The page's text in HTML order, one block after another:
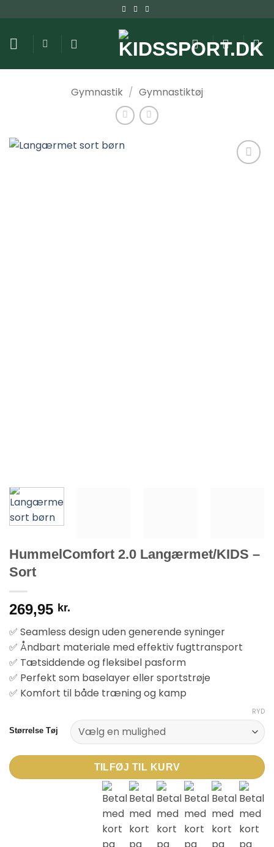
til
indhold
Gymnastik / Gymnastiktøj
HummelComfort 2.0 Langærmet/KIDS –
Sort
269,95 kr.
✅ Seamless design uden generende syninger
✅ Åndbart materiale med effektiv fugttransport
✅ Tætsiddende og fleksibel pasform
✅ Perfekt som baselayer eller sportstrøje
✅ Komfort til både træning og kamp
Størrelse Tøj
RYD
TILFØJ TIL KURV